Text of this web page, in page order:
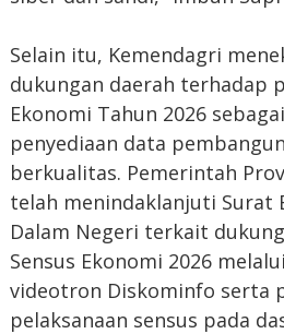
Selain itu, Kemendagri
dukungan daerah terhadap
Ekonomi Tahun 2026
penyediaan data
berkualitas. Pemerintah
telah menindaklanjuti Surat
Dalam Negeri terkait
Sensus Ekonomi 2026
videotron Diskominfo serta
pelaksanaan sensus pada